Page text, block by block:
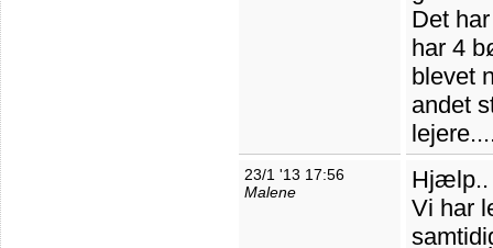
Det
har 4
blevet
andet
23/1 '13 17:56
Malene
Hjælp..
Vi har